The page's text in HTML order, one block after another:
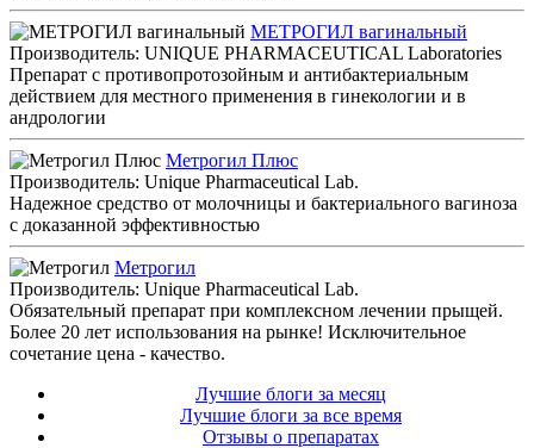
МЕТРОГИЛ вагинальный
Производитель: UNIQUE PHARMACEUTICAL Laboratories
Препарат с противопротозойным и антибактериальным
действием для местного применения в гинекологии и в
андрологии
Метрогил Плюс
Производитель: Unique Pharmaceutical Lab.
Надежное средство от молочницы и бактериального вагиноза
с доказанной эффективностью
Метрогил
Производитель: Unique Pharmaceutical Lab.
Обязательный препарат при комплексном лечении прыщей.
Более 20 лет использования на рынке! Исключительное
сочетание цена - качество.
Лучшие блоги за месяц
Лучшие блоги за все время
Отзывы о препаратах